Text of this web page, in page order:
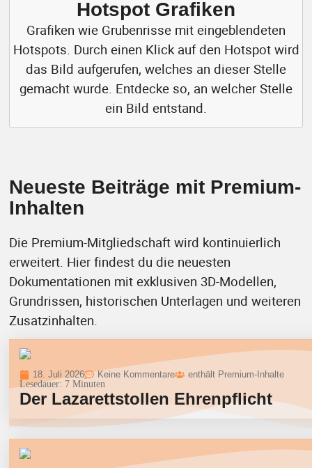
Hotspot Grafiken
Grafiken wie Grubenrisse mit eingeblendeten
Hotspots. Durch einen Klick auf den Hotspot wird
das Bild aufgerufen, welches an dieser Stelle
gemacht wurde. Entdecke so, an welcher Stelle
ein Bild entstand.
Neueste Beiträge mit Premium-
Inhalten
Die Premium-Mitgliedschaft wird kontinuierlich
erweitert. Hier findest du die neuesten
Dokumentationen mit exklusiven 3D-Modellen,
Grundrissen, historischen Unterlagen und weiteren
Zusatzinhalten.
18. Juli 2026 Keine Kommentare enthält Premium-Inhalte
Lesedauer: 7 Minuten
Der Lazarettstollen Ehrenpflicht